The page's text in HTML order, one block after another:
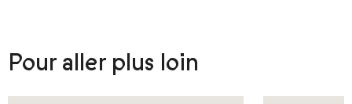
Pour aller plus loin